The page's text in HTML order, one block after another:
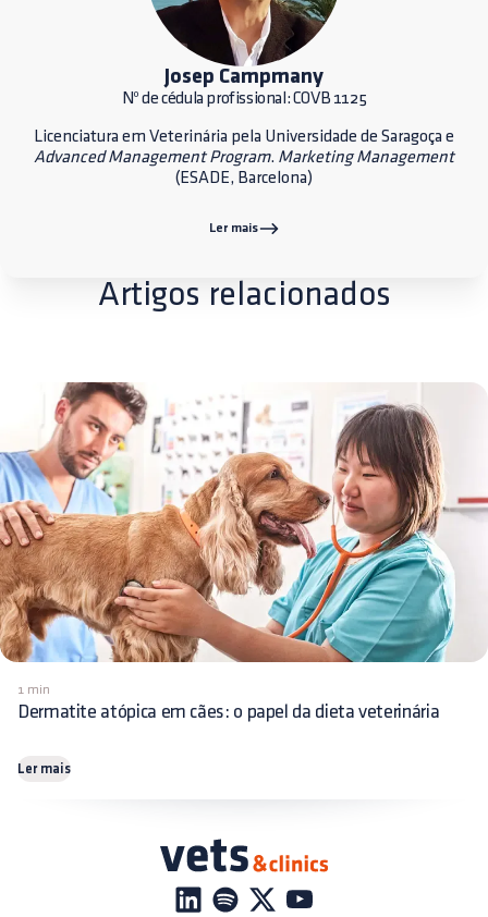
Josep Campmany
Nº de cédula profissional: COVB 1125
Licenciatura em Veterinária pela Universidade de Saragoça e
Advanced Management Program. Marketing Management
(ESADE, Barcelona)
Ler mais
Artigos relacionados
1 min
Dermatite atópica em cães: o papel da dieta veterinária
Ler mais